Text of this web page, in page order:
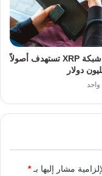
تحديثات شبكة XRP تستهدف أصولاً
واحد
مشار إليها بـ*